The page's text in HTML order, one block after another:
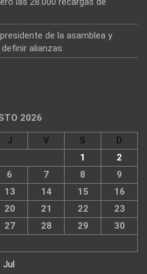
de la asamblea y
alianzas
2026
J V S
D
1
2
6 7 8
9
13 14 15
16
20 21 22
23
27 28 29
30
Jul